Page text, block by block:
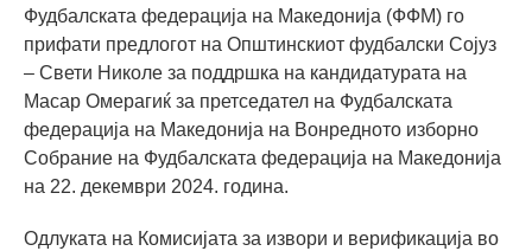
Фудбалската федерација на Македонија (ФФМ) го
прифати предлогот на Општинскиот фудбалски Сојуз
– Свети Николе за поддршка на кандидатурата на
Масар Омерагиќ за претседател на Фудбалската
федерација на Македонија на Вонредното изборно
Собрание на Фудбалската федерација на Македонија
на 22. декември 2024. година.
Одлуката на Комисијата за извори и верификација во